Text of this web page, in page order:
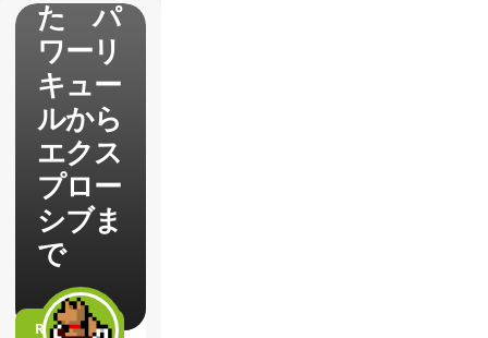
た パ
ワーリ
キュー
ルから
エクス
プロー
シブま
で
READ